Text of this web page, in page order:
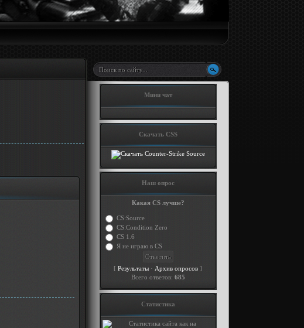
Мини чат
Скачать CSS
Наш опрос
Какая CS лучше?
CS:Source
CS:Condition Zero
CS 1.6
Я не играю в CS
[ Результаты · Архив опросов ]
Всего ответов: 685
Статистика